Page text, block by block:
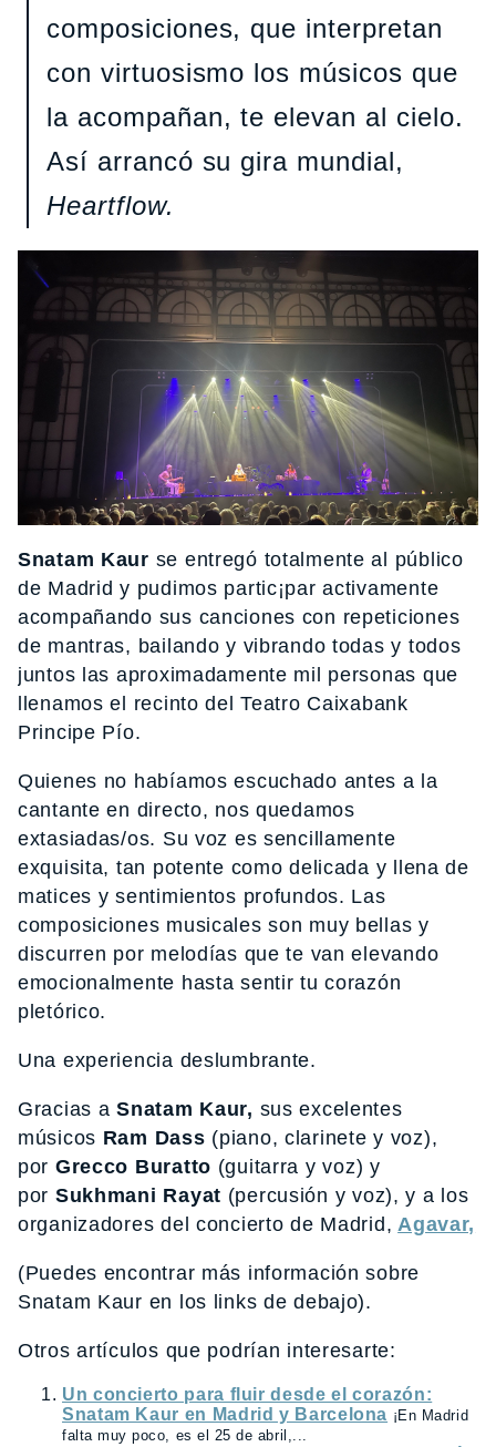
composiciones, que interpretan
con virtuosismo los músicos que
la acompañan, te elevan al cielo.
Así arrancó su gira mundial,
Heartflow.
Snatam Kaur se entregó totalmente al público
de Madrid y pudimos partic¡par activamente
acompañando sus canciones con repeticiones
de mantras, bailando y vibrando todas y todos
juntos las aproximadamente mil personas que
llenamos el recinto del Teatro Caixabank
Principe Pío.
Quienes no habíamos escuchado antes a la
cantante en directo, nos quedamos
extasiadas/os. Su voz es sencillamente
exquisita, tan potente como delicada y llena de
matices y sentimientos profundos. Las
composiciones musicales son muy bellas y
discurren por melodías que te van elevando
emocionalmente hasta sentir tu corazón
pletórico.
Una experiencia deslumbrante.
Gracias aSnatam Kaur, sus excelentes
músicos Ram Dass (piano, clarinete y voz),
por Grecco Buratto (guitarra y voz) y
por Sukhmani Rayat (percusión y voz), y a los
organizadores del concierto de Madrid, Agavar,
(Puedes encontrar más información sobre
Snatam Kaur en los links de debajo).
Otros artículos que podrían interesarte:
Un concierto para fluir desde el corazón:
Snatam Kaur en Madrid y Barcelona ¡En Madrid
falta muy poco, es el 25 de abril,...